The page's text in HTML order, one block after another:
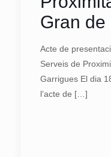
Gran de
Acte de
Serveis de
Garrigues El dia
l’acte de […]